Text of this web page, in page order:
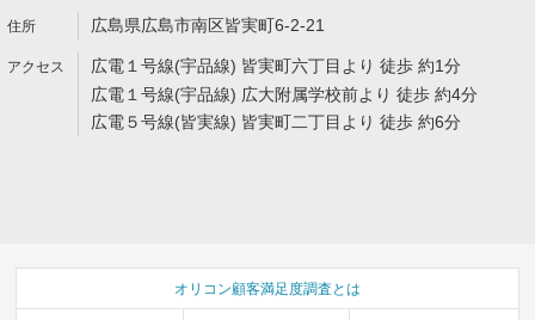
広島県広島市南区皆実町6-2-21
広電１号線(宇品線) 皆実町六丁目より 徒歩 約1分
広電１号線(宇品線) 広大附属学校前より 徒歩 約4分
広電５号線(皆実線) 皆実町二丁目より 徒歩 約6分
オリコン顧客満足度調査とは